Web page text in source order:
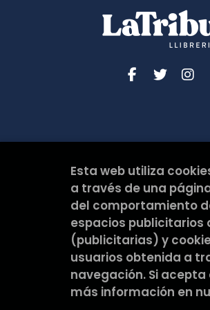
Esta web utiliza
a través de una
del comportamiento
espacios publicitarios
(publicitarias) y
usuarios obtenida a
navegación. Si
más información en